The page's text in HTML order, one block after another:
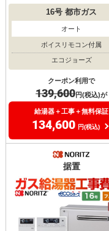
16号 都市ガス
オート
ボイスリモコン付属
エコジョーズ
クーポン利用で
139,600円(税込)が
給湯器＋工事＋無料保証
134,600 円(税込)
据置